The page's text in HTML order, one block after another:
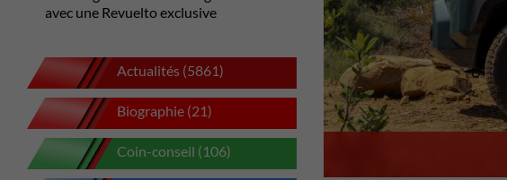
avec une Revuelto exclusive
Actualités (5861)
Biographie (21)
Coin-conseil (106)